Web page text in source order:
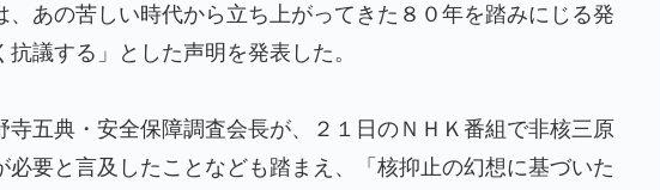
を放棄する案を日本側に提示するも拒否される＝韓国の反応
術中に熊本地震が発生、大揺れの中でも患者を守った医師たちの対応ぶ
ライグマ、パドルボードで救助されて人の脚の下に潜り込む【海外の反
、あの苦しい時代から立ち上がってきた８０年を踏みにじる発
議する」とした声明を発表した。
五典・安全保障調査会長が、２１日のＮＨＫ番組で非核三原
必要と言及したことなども踏まえ、「核抑止の幻想に基づいた